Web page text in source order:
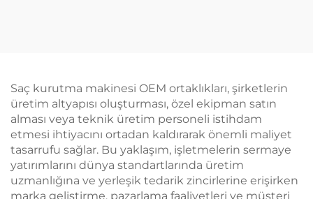
Saç kurutma makinesi OEM ortaklıkları, şirketlerin
üretim altyapısı oluşturması, özel ekipman satın
alması veya teknik üretim personeli istihdam
etmesi ihtiyacını ortadan kaldırarak önemli maliyet
tasarrufu sağlar. Bu yaklaşım, işletmelerin sermaye
yatırımlarını dünya standartlarında üretim
uzmanlığına ve yerleşik tedarik zincirlerine erişirken
marka geliştirme, pazarlama faaliyetleri ve müşteri